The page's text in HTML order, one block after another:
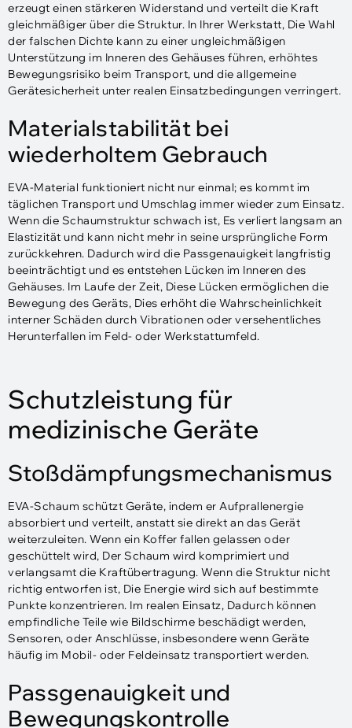
erzeugt einen stärkeren Widerstand und verteilt die Kraft
gleichmäßiger über die Struktur. In Ihrer Werkstatt, Die Wahl
der falschen Dichte kann zu einer ungleichmäßigen
Unterstützung im Inneren des Gehäuses führen, erhöhtes
Bewegungsrisiko beim Transport, und die allgemeine
Gerätesicherheit unter realen Einsatzbedingungen verringert.
Materialstabilität bei
wiederholtem Gebrauch
EVA-Material funktioniert nicht nur einmal; es kommt im
täglichen Transport und Umschlag immer wieder zum Einsatz.
Wenn die Schaumstruktur schwach ist, Es verliert langsam an
Elastizität und kann nicht mehr in seine ursprüngliche Form
zurückkehren. Dadurch wird die Passgenauigkeit langfristig
beeinträchtigt und es entstehen Lücken im Inneren des
Gehäuses. Im Laufe der Zeit, Diese Lücken ermöglichen die
Bewegung des Geräts, Dies erhöht die Wahrscheinlichkeit
interner Schäden durch Vibrationen oder versehentliches
Herunterfallen im Feld- oder Werkstattumfeld.
Schutzleistung für
medizinische Geräte
Stoßdämpfungsmechanismus
EVA-Schaum schützt Geräte, indem er Aufprallenergie
absorbiert und verteilt, anstatt sie direkt an das Gerät
weiterzuleiten. Wenn ein Koffer fallen gelassen oder
geschüttelt wird, Der Schaum wird komprimiert und
verlangsamt die Kraftübertragung. Wenn die Struktur nicht
richtig entworfen ist, Die Energie wird sich auf bestimmte
Punkte konzentrieren. Im realen Einsatz, Dadurch können
empfindliche Teile wie Bildschirme beschädigt werden,
Sensoren, oder Anschlüsse, insbesondere wenn Geräte
häufig im Mobil- oder Feldeinsatz transportiert werden.
Passgenauigkeit und
Bewegungskontrolle